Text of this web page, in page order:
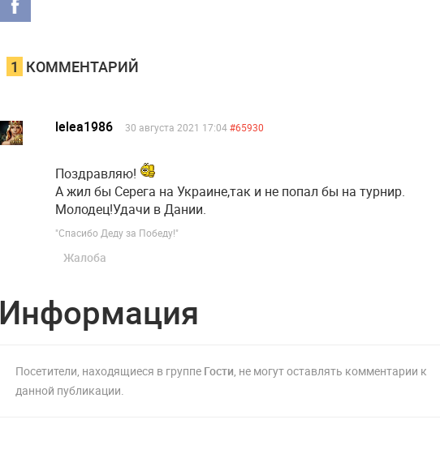
1 КОММЕНТАРИЙ
lelea1986 30 августа 2021 17:04#65930
Поздравляю!
А жил бы Серега на Украине,так и не попал бы на турнир.
Молодец!Удачи в Дании.
"Спасибо Деду за Победу!"
Жалоба
Информация
Посетители, находящиеся в группе Гости , не могут оставлять комментарии к
данной публикации.